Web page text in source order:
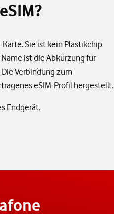
Sie ist kein Plastikchip
ist die Abkürzung für
Die Verbindung zum
eSIM-Profil hergestellt.
Endgerät.